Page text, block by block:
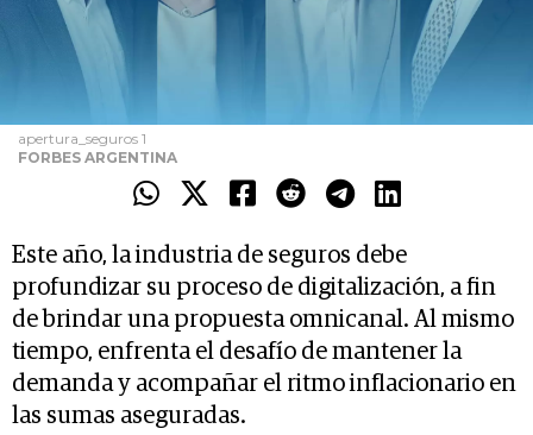
apertura_seguros 1
FORBES ARGENTINA
Este año, la industria de seguros debe
profundizar su proceso de digitalización, a fin
de brindar una propuesta omnicanal. Al mismo
tiempo, enfrenta el desafío de mantener la
demanda y acompañar el ritmo inflacionario en
las sumas aseguradas.